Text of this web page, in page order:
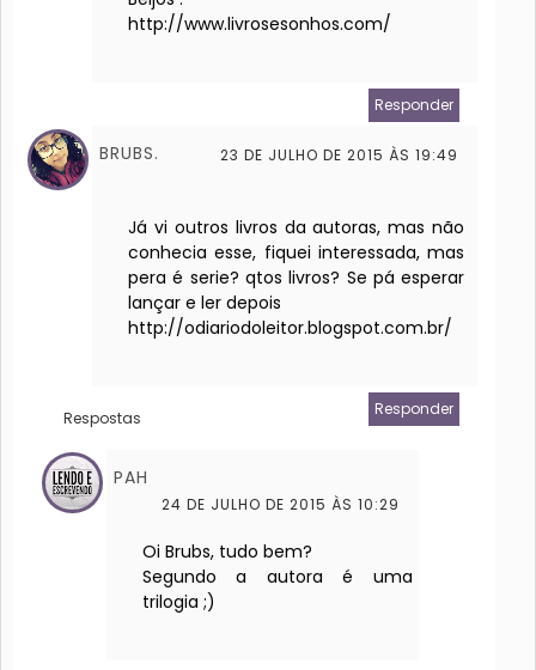
http://www.livrosesonhos.com/
Responder
BRUBS. 23 DE JULHO DE 2015 ÀS 19:49
Já vi outros livros da autoras, mas não
conhecia esse, fiquei interessada, mas
pera é serie? qtos livros? Se pá esperar
lançar e ler depois
http://odiariodoleitor.blogspot.com.br/
Responder
Respostas
PAH
24 DE JULHO DE 2015 ÀS 10:29
Oi Brubs, tudo bem?
Segundo a autora é uma
trilogia ;)